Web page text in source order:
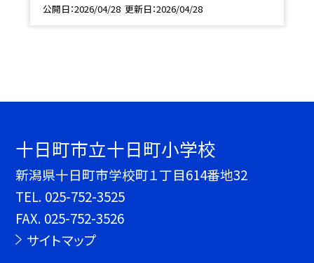
公開日 2026/04/28 更新日 2026/04/28
十日町市立十日町小学校
新潟県十日町市学校町１丁目614番地32
TEL. 025-752-3525
FAX. 025-752-3526
サイトマップ